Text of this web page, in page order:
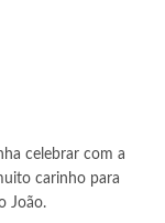
celebrar com a
carinho para
João.